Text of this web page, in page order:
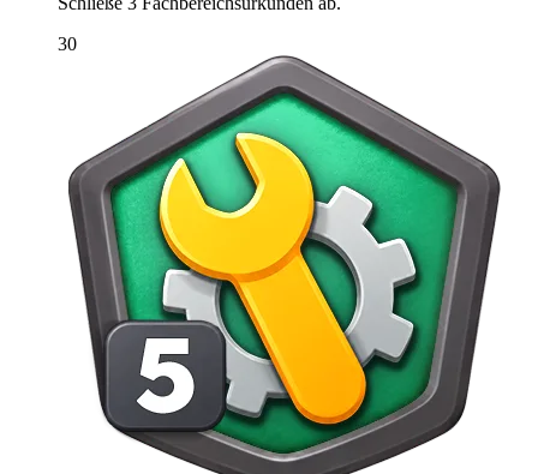
30